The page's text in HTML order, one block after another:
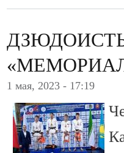
1 мая, 2023 - 17:19